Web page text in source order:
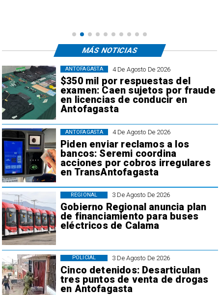
4 De Agosto De 2026
$350 mil por respuestas del
examen: Caen sujetos por fraude
en licencias de conducir en
Antofagasta
ANTOFAGASTA
4 De Agosto De 2026
Piden enviar reclamos a los
bancos: Seremi coordina
acciones por cobros irregulares
en TransAntofagasta
ANTOFAGASTA
3 De Agosto De 2026
Gobierno Regional anuncia plan
de financiamiento para buses
eléctricos de Calama
REGIONAL
3 De Agosto De 2026
Cinco detenidos: Desarticulan
tres puntos de venta de drogas
en Antofagasta
POLICIAL
MÁS NOTICIAS